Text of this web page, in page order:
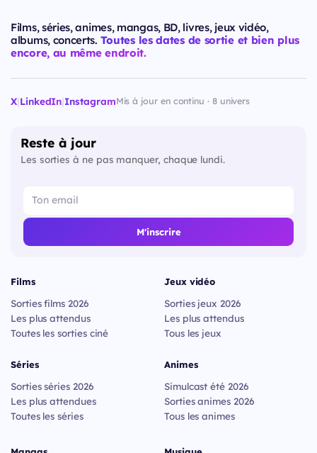
Films, séries, animes, mangas, BD, livres, jeux vidéo,
albums, concerts. Toutes les dates de sortie et bien plus
encore, au même endroit.
X|LinkedIn|InstagramMis à jour en continu · 8 univers
Reste à jour
Les sorties à ne pas manquer, chaque lundi.
M'inscrire
Films
Sorties films 2026
Les plus attendus
Toutes les sorties ciné
Séries
Sorties séries 2026
Les plus attendues
Toutes les séries
Jeux vidéo
Sorties jeux 2026
Les plus attendus
Tous les jeux
Animes
Simulcast été 2026
Sorties animes 2026
Tous les animes